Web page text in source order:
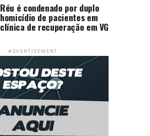
Réu é condenado por duplo
homicídio de pacientes em
clínica de recuperação em VG
ADVERTISEMENT